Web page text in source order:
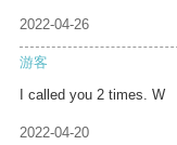
2022-04-26
游客
I called you 2 times. W
2022-04-20